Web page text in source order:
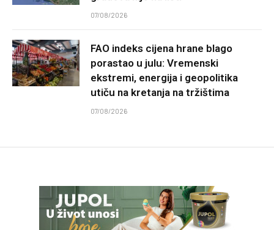
07/08/2026
FAO indeks cijena hrane blago
porastao u julu: Vremenski
ekstremi, energija i geopolitika
utiču na kretanja na tržištima
07/08/2026